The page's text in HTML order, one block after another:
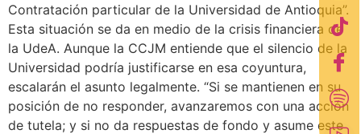
Contratación particular de la Universidad de Antioquia”.
Esta situación se da en medio de la crisis financiera de
la UdeA. Aunque la CCJM entiende que el silencio de la
Universidad podría justificarse en esa coyuntura,
escalarán el asunto legalmente. “Si se mantienen en su
posición de no responder, avanzaremos con una acción
de tutela; y si no da respuestas de fondo y asume este